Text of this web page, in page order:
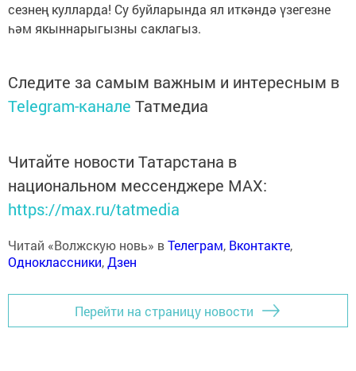
сезнең кулларда! Су буйларында ял иткәндә үзегезне
һәм якыннарыгызны саклагыз.
Следите за самым важным и интересным в
Telegram-канале Татмедиа
Читайте новости Татарстана в
национальном мессенджере MАХ:
https://max.ru/tatmedia
Читай «Волжскую новь» вТелеграм, Вконтакте,
Одноклассники,Дзен
Перейти на страницу новости